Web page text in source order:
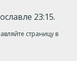
23:15.
страницу в